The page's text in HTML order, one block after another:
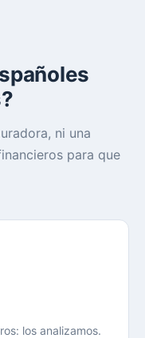
ni una
para que
los analizamos.